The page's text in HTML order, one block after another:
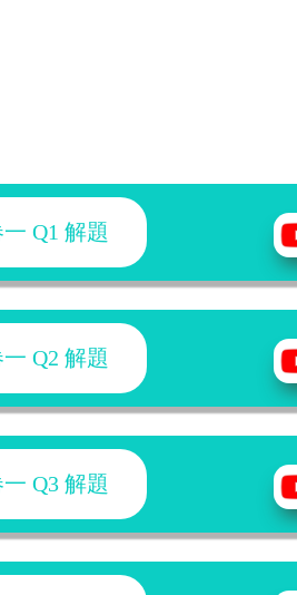
Q1 解題
Q2 解題
Q3 解題